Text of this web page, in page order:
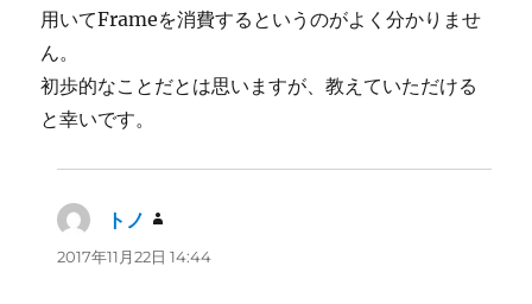
用いてFrameを消費するというのがよく分かりませ
ん。
初歩的なことだとは思いますが、教えていただける
と幸いです。
トノ
り:
2017年11月22日 14:44